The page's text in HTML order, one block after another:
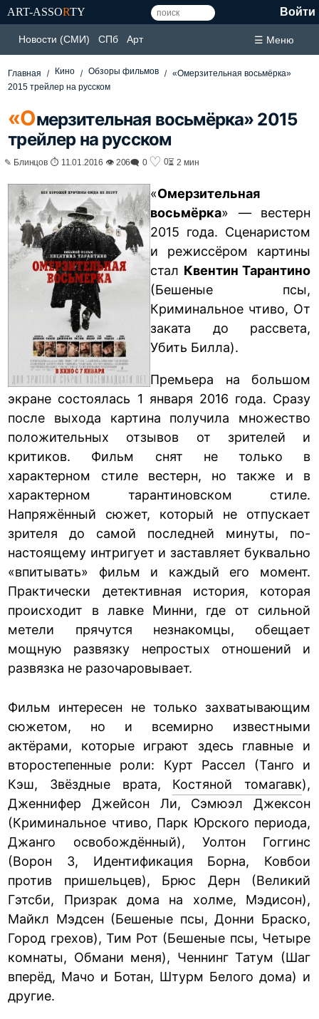
ART-ASSORTY Войти
Новости (СМИ) СПб Арт ☰ Меню
Главная Кино Обзоры фильмов
«Омерзительная восьмёрка»
2015 трейлер на русском
«Омерзительная восьмёрка» 2015
трейлер на русском
✎ Блинцов ⏱ 11.01.2016 👁 206🗨 0 ♡ 0⏳ 2 мин
«Омерзительная
восьмёрка» — вестерн
2015 года. Сценаристом
и режиссёром картины
стал Квентин Тарантино
(Бешеные псы,
Криминальное чтиво, От
заката до рассвета,
Убить Билла).
Премьера на большом
экране состоялась 1 января 2016 года. Сразу
после выхода картина получила множество
положительных отзывов от зрителей и
критиков. Фильм снят не только в
характерном стиле вестерн, но также и в
характерном тарантиновском стиле.
Напряжённый сюжет, который не отпускает
зрителя до самой последней минуты, по-
настоящему интригует и заставляет буквально
«впитывать» фильм и каждый его момент.
Практически детективная история, которая
происходит в лавке Минни, где от сильной
метели прячутся незнакомцы, обещает
мощную развязку непростых отношений и
развязка не разочаровывает.
Фильм интересен не только захватывающим
сюжетом, но и всемирно известными
актёрами, которые играют здесь главные и
второстепенные роли: Курт Рассел (Танго и
Кэш, Звёздные врата, Костяной томагавк),
Дженнифер Джейсон Ли, Сэмюэл Джексон
(Криминальное чтиво, Парк Юрского периода,
Джанго освобождённый), Уолтон Гоггинс
(Ворон 3, Идентификация Борна, Ковбои
против пришельцев), Брюс Дерн (Великий
Гэтсби, Призрак дома на холме, Мэдисон),
Майкл Мэдсен (Бешеные псы, Донни Браско,
Город грехов), Тим Рот (Бешеные псы, Четыре
комнаты, Обмани меня), Ченнинг Татум (Шаг
вперёд, Мачо и Ботан, Штурм Белого дома) и
другие.